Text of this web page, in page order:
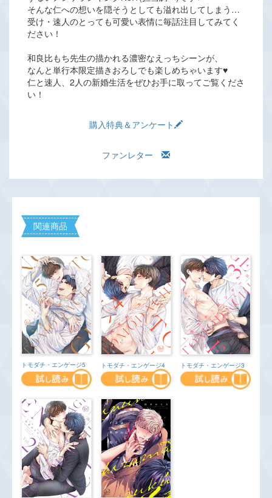
そんな仁への想いを隠そうとしても溢れ出してしまう…
受け・速人のとっても可愛い表情に毎話注目してみてく
ださい！
和良比もち先生の描かれる濃密なえっちシーンが、
なんと単行本限定描きおろしでも楽しめちゃいます♥
仁と速人、2人の新婚生活をぜひお手に取ってご覧くださ
い！
購入特典＆アンケート
ファンレター
関連商品
トモダチ・エンゲージ5 トモダチ・エンゲージ4 トモダチ・エンゲージ3